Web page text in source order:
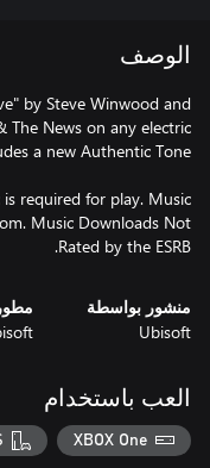
الوصف
by Steve Winwood and
The News on any electric
required for play. Music
Music Downloads Not
Rated by the ESRB.
منشور بواسطة
Ubisoft
العب باستخدام
XBOX One